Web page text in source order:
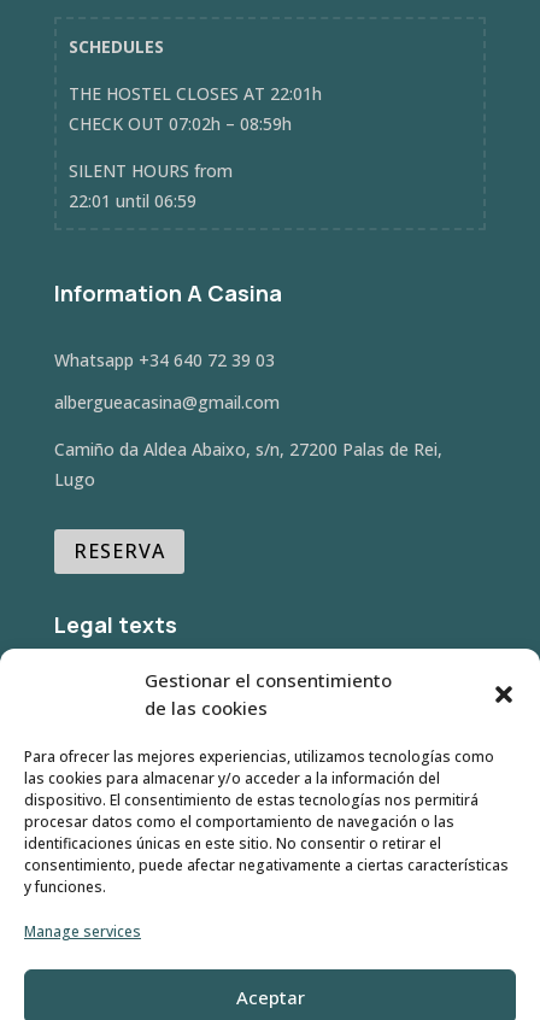
Gestionar el consentimiento
de las cookies
Para ofrecer las mejores experiencias, utilizamos tecnologías como
las cookies para almacenar y/o acceder a la información del
dispositivo. El consentimiento de estas tecnologías nos permitirá
procesar datos como el comportamiento de navegación o las
identificaciones únicas en este sitio. No consentir o retirar el
consentimiento, puede afectar negativamente a ciertas características
y funciones.
Manage services
Aceptar
SCHEDULES
THE HOSTEL CLOSES AT 22:01h
CHECK OUT 07:02h – 08:59h
SILENT HOURS from
22:01 until 06:59
Information A Casina
Whatsapp +34 640 72 39 03
albergueacasina@gmail.com
Camiño da Aldea Abaixo, s/n, 27200 Palas de Rei,
Lugo
RESERVA
Legal texts
- Legal warning
- Cookies Policy
- Terms and Conditions